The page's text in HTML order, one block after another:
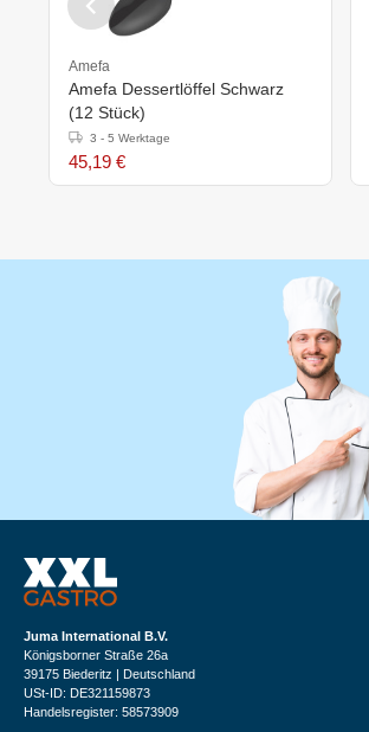
Amefa
Amefa Dessertlöffel Schwarz
(12 Stück)
3 - 5 Werktage
45,19 €
Juma International B.V.
Königsborner Straße 26a
39175 Biederitz | Deutschland
USt-ID: DE321159873
Handelsregister: 58573909